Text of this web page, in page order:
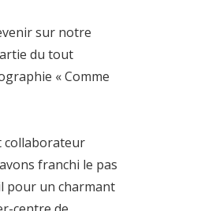
sur notre
du tout
« Comme
collaborateur
franchi le pas
pour un charmant